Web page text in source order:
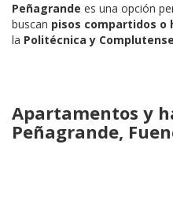
Peñagrande es una opción
buscan pisos compartidos o
la Politécnica y Complutense
Apartamentos y
Peñagrande,